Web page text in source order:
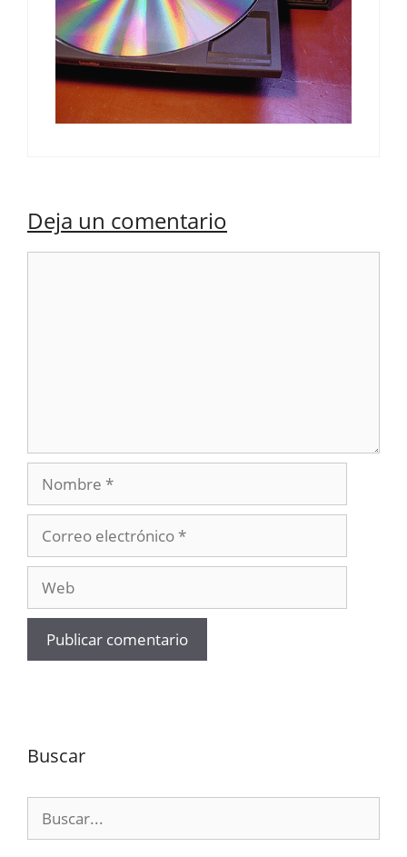
Deja un comentario
electrónico
Buscar